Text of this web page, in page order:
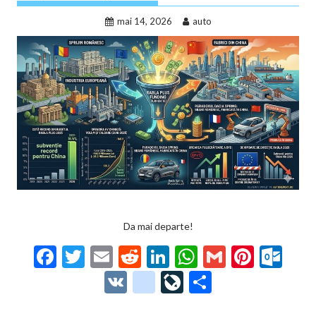
mai 14, 2026 auto
Da mai departe!
F T
w
itt
E
m
ai
R
e
d
Li
n
ke
W
h
at
G Pi
V
g
Li